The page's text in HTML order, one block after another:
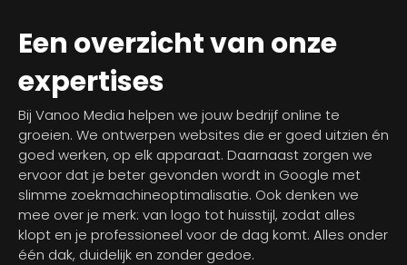
Een overzicht van onze
expertises
Bij Vanoo Media helpen we jouw bedrijf online te
groeien. We ontwerpen websites die er goed uitzien én
goed werken, op elk apparaat. Daarnaast zorgen we
ervoor dat je beter gevonden wordt in Google met
slimme zoekmachineoptimalisatie. Ook denken we
mee over je merk: van logo tot huisstijl, zodat alles
klopt en je professioneel voor de dag komt. Alles onder
één dak, duidelijk en zonder gedoe.